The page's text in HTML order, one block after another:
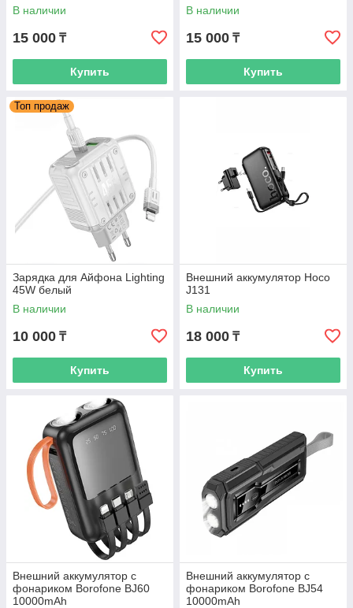
В наличии
15 000 ₸
Купить
MagSafe)
В наличии
15 000 ₸
Купить
Топ продаж
Зарядка для Айфона Lighting
45W белый
В наличии
10 000 ₸
Купить
Внешний аккумулятор Hoco
J131
В наличии
18 000 ₸
Купить
Внешний аккумулятор с
фонариком Borofone BJ60
10000mAh
Внешний аккумулятор с
фонариком Borofone BJ54
10000mAh